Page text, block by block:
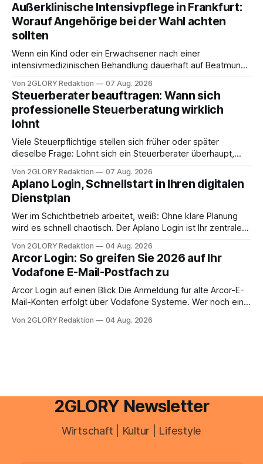
Außerklinische Intensivpflege in Frankfurt:
Worauf Angehörige bei der Wahl achten
sollten
Wenn ein Kind oder ein Erwachsener nach einer
intensivmedizinischen Behandlung dauerhaft auf Beatmung
angewiesen ist, stellt sich für Familien eine schwierige
Frage: Muss die Versorgung dauerhaft in der Klinik bleiben –
oder ist ein Leben zu Hause möglich? Die außerklinische
Intensivpflege bietet genau diese Alternative: Sie
Von 2GLORY Redaktion 07 Aug. 2026
Steuerberater beauftragen: Wann sich
professionelle Steuerberatung wirklich
lohnt
Viele Steuerpflichtige stellen sich früher oder später
dieselbe Frage: Lohnt sich ein Steuerberater überhaupt,
erledigen? Die kurze Antwort: Bei einfachen
Einkommensverhältnissen reicht häufig eine Steuersoftware
aus – sobald jedoch mehrere Einkunftsarten
zusammentreffen oder größere finanzielle Veränderungen
anstehen, zahlt sich professionelle Unterstützung meist
Von 2GLORY Redaktion 07 Aug. 2026
Aplano Login, Schnellstart in Ihren digitalen
Dienstplan
Wer im Schichtbetrieb arbeitet, weiß: Ohne klare Planung
wird es schnell chaotisch. Der Aplano Login ist Ihr zentraler
abwesenheiten und die gesamte kommunikation rund um
Ihr personal digital zu organisieren. In diesem Leitfaden
erfahren Sie alles, was Sie für einen reibungslosen Einstieg
brauchen, von der Registrierung
Von 2GLORY Redaktion 04 Aug. 2026
Arcor Login: So greifen Sie 2026 auf Ihr
Vodafone E-Mail-Postfach zu
Arcor Login auf einen Blick Die Anmeldung für alte Arcor-E-
Mail-Konten erfolgt über Vodafone Systeme. Wer noch eine
besitzt, loggt sich heute über das Vodafone E-Mail & Cloud
Von 2GLORY Redaktion 04 Aug. 2026
2GLORY Newsletter
Wirtschaft | Kultur | Lifestyle